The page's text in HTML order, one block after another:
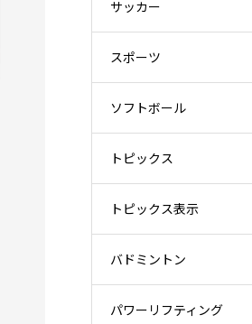
サッカー
スポーツ
ソフトボール
トピックス
トピックス表示
バドミントン
パワーリフティング